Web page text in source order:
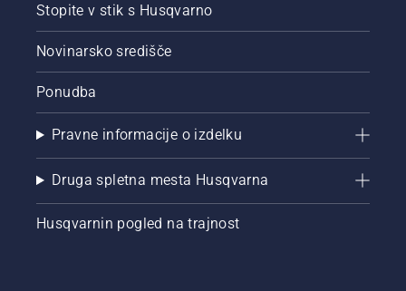
Stopite v stik s Husqvarno
Novinarsko središče
Ponudba
Pravne informacije o izdelku
Druga spletna mesta Husqvarna
Husqvarnin pogled na trajnost